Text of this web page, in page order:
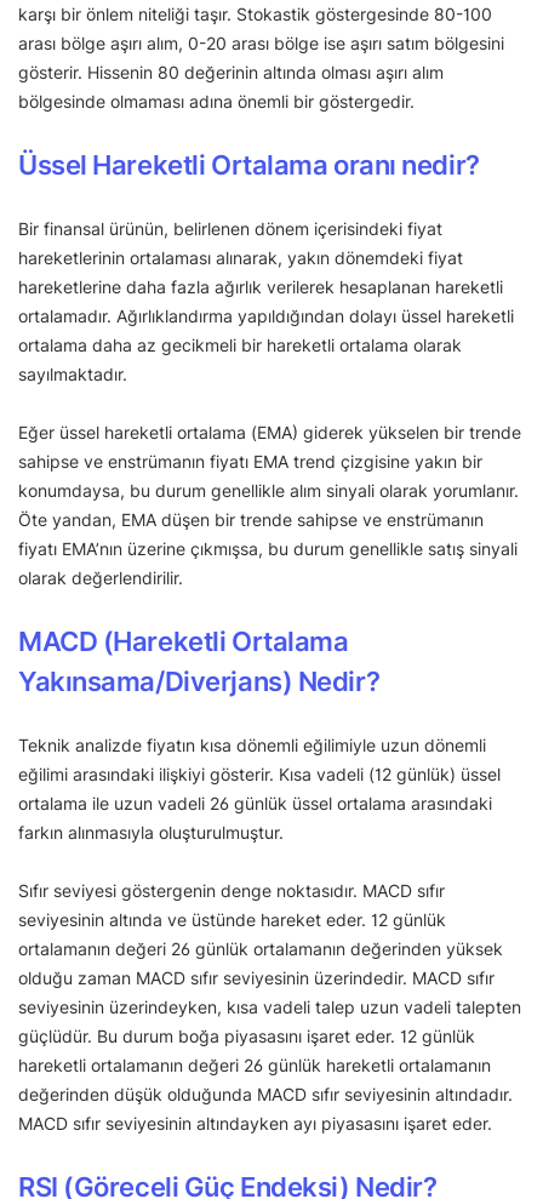
karşı bir önlem niteliği taşır. Stokastik göstergesinde 80-100
arası bölge aşırı alım, 0-20 arası bölge ise aşırı satım bölgesini
gösterir. Hissenin 80 değerinin altında olması aşırı alım
bölgesinde olmaması adına önemli bir göstergedir.
Üssel Hareketli Ortalama oranı nedir?
Bir finansal ürünün, belirlenen dönem içerisindeki fiyat
hareketlerinin ortalaması alınarak, yakın dönemdeki fiyat
hareketlerine daha fazla ağırlık verilerek hesaplanan hareketli
ortalamadır. Ağırlıklandırma yapıldığından dolayı üssel hareketli
ortalama daha az gecikmeli bir hareketli ortalama olarak
sayılmaktadır.
Eğer üssel hareketli ortalama (EMA) giderek yükselen bir trende
sahipse ve enstrümanın fiyatı EMA trend çizgisine yakın bir
konumdaysa, bu durum genellikle alım sinyali olarak yorumlanır.
Öte yandan, EMA düşen bir trende sahipse ve enstrümanın
fiyatı EMA’nın üzerine çıkmışsa, bu durum genellikle satış sinyali
olarak değerlendirilir.
MACD (Hareketli Ortalama
Yakınsama/Diverjans) Nedir?
Teknik analizde fiyatın kısa dönemli eğilimiyle uzun dönemli
eğilimi arasındaki ilişkiyi gösterir. Kısa vadeli (12 günlük) üssel
ortalama ile uzun vadeli 26 günlük üssel ortalama arasındaki
farkın alınmasıyla oluşturulmuştur.
Sıfır seviyesi göstergenin denge noktasıdır. MACD sıfır
seviyesinin altında ve üstünde hareket eder. 12 günlük
ortalamanın değeri 26 günlük ortalamanın değerinden yüksek
olduğu zaman MACD sıfır seviyesinin üzerindedir. MACD sıfır
seviyesinin üzerindeyken, kısa vadeli talep uzun vadeli talepten
güçlüdür. Bu durum boğa piyasasını işaret eder. 12 günlük
hareketli ortalamanın değeri 26 günlük hareketli ortalamanın
değerinden düşük olduğunda MACD sıfır seviyesinin altındadır.
MACD sıfır seviyesinin altındayken ayı piyasasını işaret eder.
RSI (Göreceli Güç Endeksi) Nedir?